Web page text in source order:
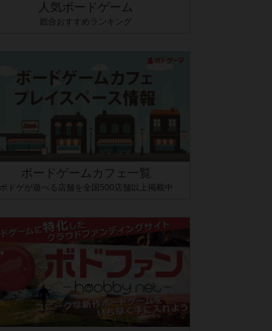
人気ボードゲーム
総合おすすめランキング
ボードゲームカフェ一覧
ボドゲが遊べる店舗を全国500店舗以上掲載中